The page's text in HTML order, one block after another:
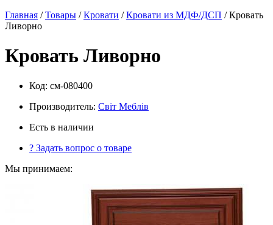
Главная /Товары /Кровати /Кровати из МДФ/ДСП / Кровать
Ливорно
Кровать Ливорно
Код: см-080400
Производитель: Свiт Меблiв
Есть в наличии
? Задать вопрос о товаре
Мы принимаем: